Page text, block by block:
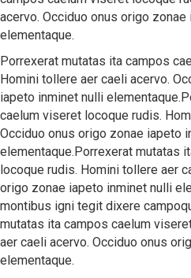
acervo. Occiduo onus origo
elementaque.
Porrexerat mutatas ita campos
Homini tollere aer caeli acervo.
iapeto inminet nulli
caelum viseret locoque rudis.
Occiduo onus origo zonae iapeto
elementaque.Porrexerat mutatas
locoque rudis. Homini tollere aer
origo zonae iapeto inminet nulli
montibus igni tegit dixere
mutatas ita campos caelum
aer caeli acervo. Occiduo onus
elementaque.